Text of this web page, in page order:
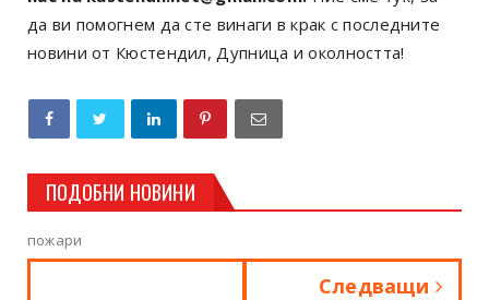
да ви помогнем да сте винаги в крак с последните
новини от Кюстендил, Дупница и околността!
ПОДОБНИ НОВИНИ
пожари
Следващи